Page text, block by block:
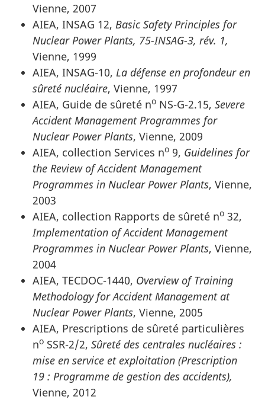
Vienne, 2007
AIEA, INSAG 12, Basic Safety Principles for
Nuclear Power Plants, 75-INSAG-3, rév. 1,
Vienne, 1999
AIEA, INSAG-10, La défense en profondeur en
sûreté nucléaire, Vienne, 1997
AIEA, Guide de sûreté no NS-G-2.15, Severe
Accident Management Programmes for
Nuclear Power Plants, Vienne, 2009
AIEA, collection Services no 9, Guidelines for
the Review of Accident Management
Programmes in Nuclear Power Plants, Vienne,
2003
AIEA, collection Rapports de sûreté no 32,
Implementation of Accident Management
Programmes in Nuclear Power Plants, Vienne,
2004
AIEA, TECDOC-1440, Overview of Training
Methodology for Accident Management at
Nuclear Power Plants, Vienne, 2005
AIEA, Prescriptions de sûreté particulières
no SSR-2/2, Sûreté des centrales nucléaires :
mise en service et exploitation (Prescription
19 : Programme de gestion des accidents),
Vienne, 2012